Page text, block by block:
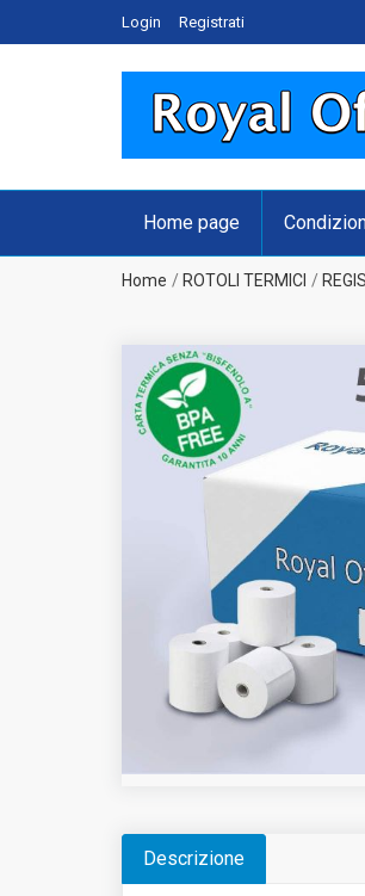
Login Registrati
Home page
Home ROTOLI TERMICI
Descrizione